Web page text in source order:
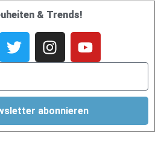
& Trends!
abonnieren